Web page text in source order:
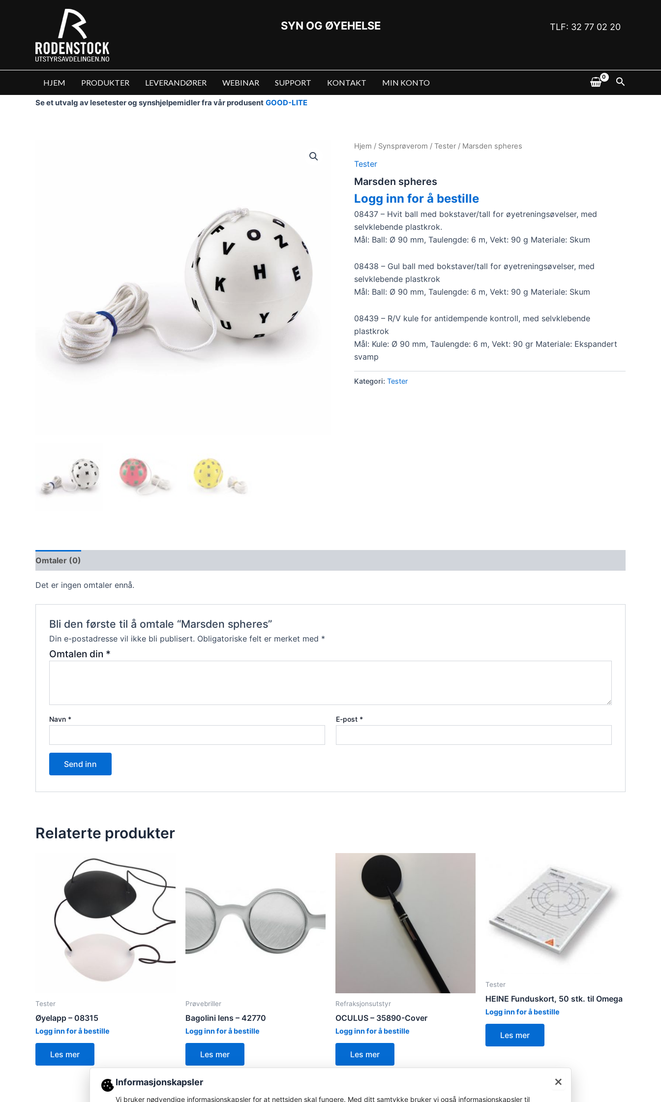
SYN OG ØYEHELSE TLF: 32 77 02 20
HJEM PRODUKTER LEVERANDØRER WEBINAR SUPPORT KONTAKT MIN KONTO Søk
Se et utvalg av lesetester og synshjelpemidler fra vår produsent GOOD-LITE
Hjem / Synsprøverom / Tester / Marsden spheres
Tester
Marsden spheres
Logg inn for å bestille
08437 – Hvit ball med bokstaver/tall for øyetreningsøvelser, med
selvklebende plastkrok.
Mål: Ball: Ø 90 mm, Taulengde: 6 m, Vekt: 90 g Materiale: Skum
08438 – Gul ball med bokstaver/tall for øyetreningsøvelser, med
selvklebende plastkrok
Mål: Ball: Ø 90 mm, Taulengde: 6 m, Vekt: 90 g Materiale: Skum
08439 – R/V kule for antidempende kontroll, med selvklebende
plastkrok
Mål: Kule: Ø 90 mm, Taulengde: 6 m, Vekt: 90 gr Materiale: Ekspandert
svamp
Kategori: Tester
Omtaler (0)
Det er ingen omtaler ennå.
Bli den første til å omtale “Marsden spheres”
Din e-postadresse vil ikke bli publisert. Obligatoriske felt er merket med *
Omtalen din *
Navn * E-post *
Relaterte produkter
Tester
Øyelapp – 08315
Logg inn for å bestille
Les mer
Prøvebriller
Bagolini lens – 42770
Logg inn for å bestille
Les mer
Refraksjonsutstyr
OCULUS – 35890-Cover
Logg inn for å bestille
Les mer
Tester
HEINE Funduskort, 50 stk. til Omega
Logg inn for å bestille
Les mer
×
Informasjonskapsler
Vi bruker nødvendige informasjonskapsler for at nettsiden skal fungere. Med ditt samtykke bruker vi også informasjonskapsler til